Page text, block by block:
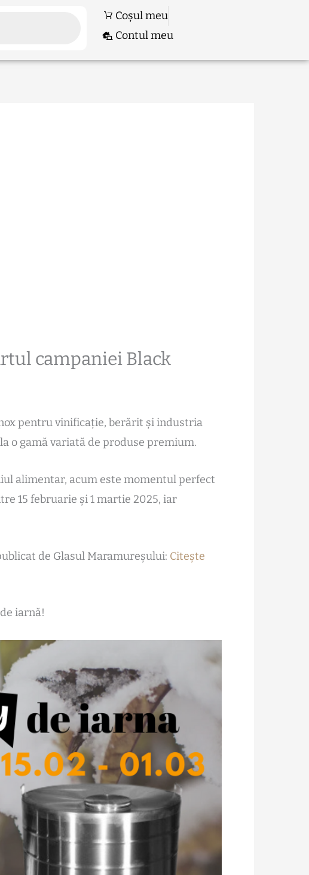
Coșul meu
Contul meu
campaniei Black
pentru vinificație, berărit și industria
o gamă variată de produse premium.
alimentar, acum este momentul perfect
15 februarie și 1 martie 2025, iar
de Glasul Maramureșului: Citește
iarnă!